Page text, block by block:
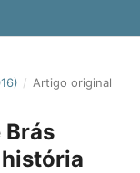
/ Artigo original
Brás